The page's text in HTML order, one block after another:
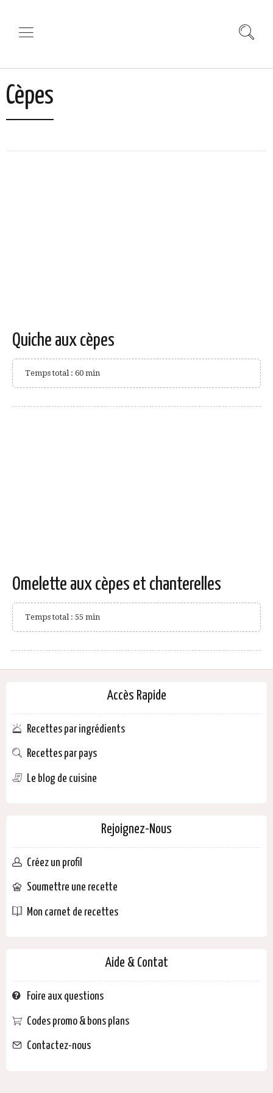
Cèpes
Quiche aux cèpes
Temps total : 60 min
Omelette aux cèpes et chanterelles
Temps total : 55 min
Accès Rapide
Recettes par ingrédients
Recettes par pays
Le blog de cuisine
Rejoignez-Nous
Créez un profil
Soumettre une recette
Mon carnet de recettes
Aide & Contat
Foire aux questions
Codes promo & bons plans
Contactez-nous